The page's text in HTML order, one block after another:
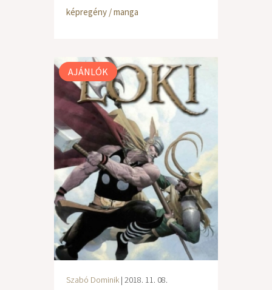
képregény / manga
AJÁNLÓK
Szabó Dominik | 2018. 11. 08.